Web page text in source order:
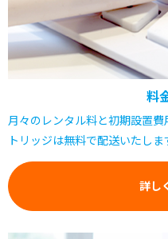
料
月々のレンタル料と初期設置
トリッジは無料で配送いたしま
詳し